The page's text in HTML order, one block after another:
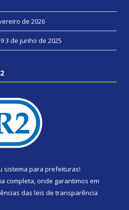
de 2026
3 de junho de 2025
sistema para prefeituras!
completa, onde garantimos em
das leis de transparência